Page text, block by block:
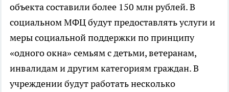
объекта составили более 150 млн рублей. В
социальном МФЦ будут предоставлять услуги и
меры социальной поддержки по принципу
«одного окна» семьям с детьми, ветеранам,
инвалидам и другим категориям граждан. В
учреждении будут работать несколько